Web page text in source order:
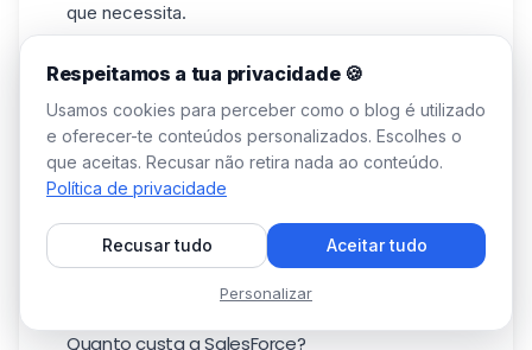
que necessita.
Quanto custa a SalesForce?
Respeitamos a tua privacidade 🍪
Usamos cookies para perceber como o blog é utilizado
e oferecer-te conteúdos personalizados. Escolhes o
que aceitas. Recusar não retira nada ao conteúdo.
Política de privacidade
Recusar tudo Aceitar tudo
Personalizar